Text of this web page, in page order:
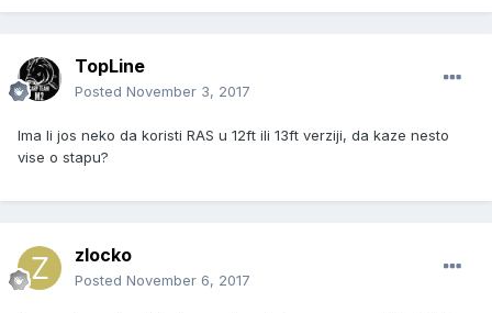
TopLine
Posted November 3, 2017
Ima li jos neko da koristi RAS u 12ft ili 13ft verziji, da kaze nesto
vise o stapu?
zlocko
Posted November 6, 2017